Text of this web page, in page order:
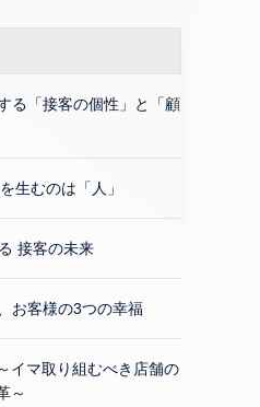
る「接客の個性」と「顧
生むのは「人」
接客の未来
お客様の3つの幸福
イマ取り組むべき店舗の
～